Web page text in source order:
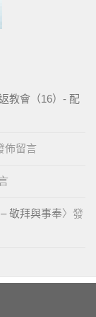
教會（16）- 配
佈留言
敬拜與事奉〉發